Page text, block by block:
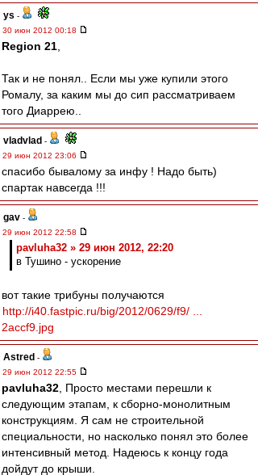
ys -
30 июн 2012 00:18
Region 21
Так и не понял.. Если мы уже купили этого
Ромалу, за каким мы до сип рассматриваем
того Диаррею..
vladvlad -
29 июн 2012 23:06
спасибо бывалому за инфу ! Надо быть)
спартак навсегда !!!
gav -
29 июн 2012 22:58
pavluha32 » 29 июн 2012, 22:20
в Тушино - ускорение
вот такие трибуны получаются
http://i40.fastpic.ru/big/2012/0629/f9/ ...
2accf9.jpg
Astred -
29 июн 2012 22:55
pavluha32 , Просто местами перешли к
следующим этапам, к сборно-монолитным
конструкциям. Я сам не строительной
специальности, но насколько понял это более
интенсивный метод. Надеюсь к концу года
дойдут до крыши.